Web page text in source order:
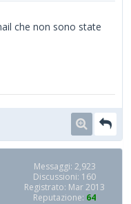
che non sono state
Messaggi: 2,923
Discussioni: 160
Registrato: Mar 2013
Reputazione: 64